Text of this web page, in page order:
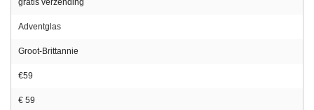
Adventglas
Groot-Brittannie
€59
€ 59